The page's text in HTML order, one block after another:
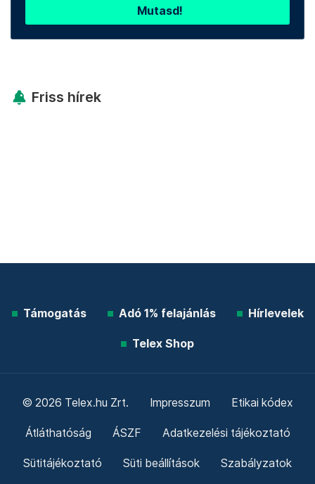
Mutasd!
Friss hírek
Támogatás Adó 1% felajánlás Hírlevelek
Telex Shop
© 2026 Telex.hu Zrt. Impresszum Etikai kódex
Átláthatóság ÁSZF Adatkezelési tájékoztató
Sütitájékoztató Süti beállítások Szabályzatok